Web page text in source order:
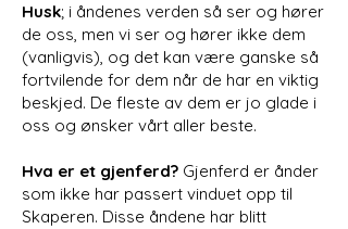
Husk; i åndenes verden så ser og hører
de oss, men vi ser og hører ikke dem
(vanligvis), og det kan være ganske så
fortvilende for dem når de har en viktig
beskjed. De fleste av dem er jo glade i
oss og ønsker vårt aller beste.
Hva er et gjenferd? Gjenferd er ånder
som ikke har passert vinduet opp til
Skaperen. Disse åndene har blitt